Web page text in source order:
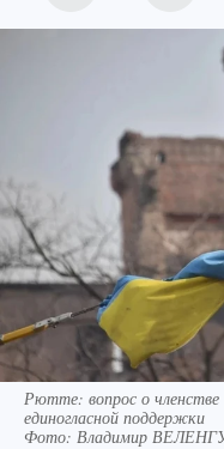
Рютте: вопрос о
единогласной поддержки
Фото: Владимир